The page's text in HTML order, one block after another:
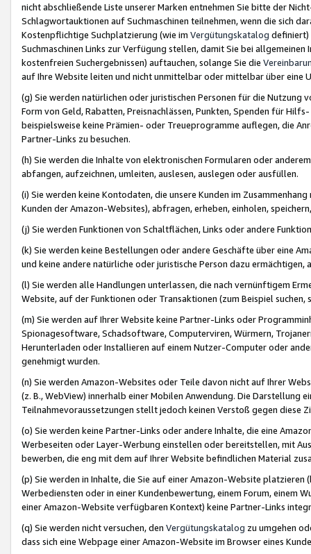
nicht abschließende Liste unserer Marken entnehmen Sie bitte der
Schlagwortauktionen auf Suchmaschinen teilnehmen, wenn die sich
Kostenpflichtige Suchplatzierung (wie im Vergütungskatalog definiert)
Suchmaschinen Links zur Verfügung stellen, damit Sie bei
kostenfreien Suchergebnissen) auftauchen, solange Sie die
auf Ihre Website leiten und nicht unmittelbar oder mittelbar über eine
(g) Sie werden natürlichen oder juristischen Personen für die Nutzung
Form von Geld, Rabatten, Preisnachlässen, Punkten, Spenden für
beispielsweise keine Prämien- oder Treueprogramme auflegen, die
Partner-Links zu besuchen.
(h) Sie werden die Inhalte von elektronischen Formularen oder
abfangen, aufzeichnen, umleiten, auslesen, auslegen oder ausfüllen.
(i) Sie werden keine Kontodaten, die unsere Kunden im
Kunden der Amazon-Websites), abfragen, erheben, einholen,
(j) Sie werden Funktionen von Schaltflächen, Links oder andere
(k) Sie werden keine Bestellungen oder andere Geschäfte über eine
und keine andere natürliche oder juristische Person dazu
(l) Sie werden alle Handlungen unterlassen, die nach vernünftigem
Website, auf der Funktionen oder Transaktionen (zum Beispiel
(m) Sie werden auf Ihrer Website keine Partner-Links oder
Spionagesoftware, Schadsoftware, Computerviren, Würmern,
Herunterladen oder Installieren auf einem Nutzer-Computer oder
genehmigt wurden.
(n) Sie werden Amazon-Websites oder Teile davon nicht auf Ihrer
(z. B., WebView) innerhalb einer Mobilen Anwendung. Die Darstellung
Teilnahmevoraussetzungen stellt jedoch keinen Verstoß gegen diese
(o) Sie werden keine Partner-Links oder andere Inhalte, die eine
Werbeseiten oder Layer-Werbung einstellen oder bereitstellen, mit
bewerben, die eng mit dem auf Ihrer Website befindlichen Material
(p) Sie werden in Inhalte, die Sie auf einer Amazon-Website
Werbediensten oder in einer Kundenbewertung, einem Forum, einem
einer Amazon-Website verfügbaren Kontext) keine Partner-Links
(q) Sie werden nicht versuchen, den Vergütungskatalog zu umgehen
dass sich eine Webpage einer Amazon-Website im Browser eines